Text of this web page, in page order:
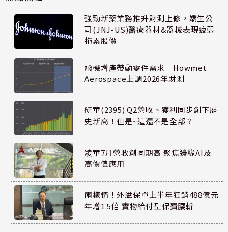
強勁新藥業務推升財測上修，嬌生公
司(JNJ-US)醫療器材&器械表現疲弱
拖累股價
飛機增產帶動零件需求 Howmet
Aerospace上調2026年財測
研華(2395) Q2營收、獲利同步創下歷
史新高！但是~這還不是全部？
凌華7月營收創同期高 聚焦邊緣AI及
高價值應用
兩樣情！外溢保單上半年狂銷488億元
年增1.5倍 實物給付型保費腰斬